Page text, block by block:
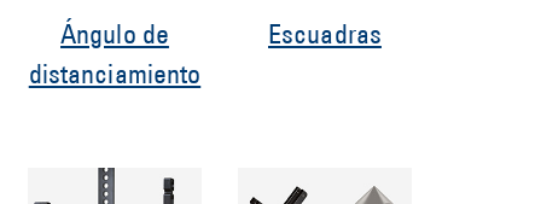
Ángulo de
distanciamiento
Escuadras